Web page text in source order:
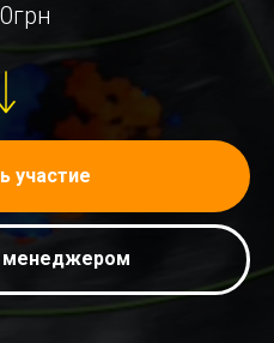
участие
менеджером